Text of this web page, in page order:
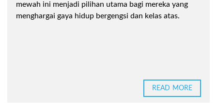
mewah ini menjadi pilihan utama bagi mereka yang
menghargai gaya hidup bergengsi dan kelas atas.
READ MORE